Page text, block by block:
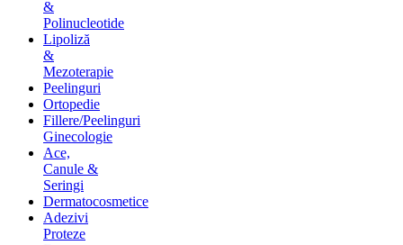
&
Polinucleotide
Lipoliză
&
Mezoterapie
Peelinguri
Ortopedie
Fillere/Peelinguri
Ginecologie
Ace,
Canule &
Seringi
Dermatocosmetice
Adezivi
Proteze